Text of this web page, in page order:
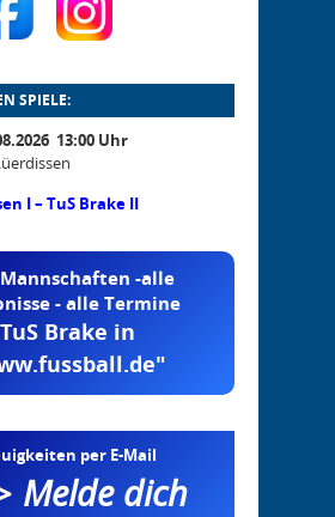
SPIELE:
13:00 Uhr
I – TuS Brake II
-alle
- alle Termine
TuS Brake in
per E-Mail
Melde dich